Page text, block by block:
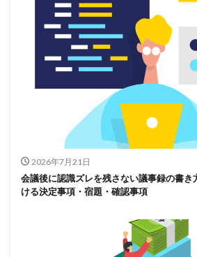
2026年7月21日
会議後に認識ズレを残さない議事録の書き
ける決定事項・宿題・確認事項